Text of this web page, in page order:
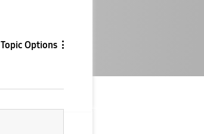
Topic Options